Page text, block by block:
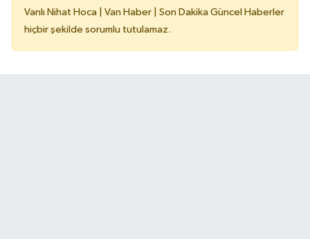
Vanlı Nihat Hoca | Van Haber | Son Dakika Güncel Haberler
hiçbir şekilde sorumlu tutulamaz.